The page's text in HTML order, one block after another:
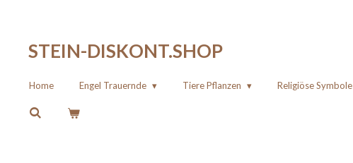
springenSTEIN-DISKONT.SHOP
Home Engel Trauernde Tiere Pflanzen Religiöse Symbole